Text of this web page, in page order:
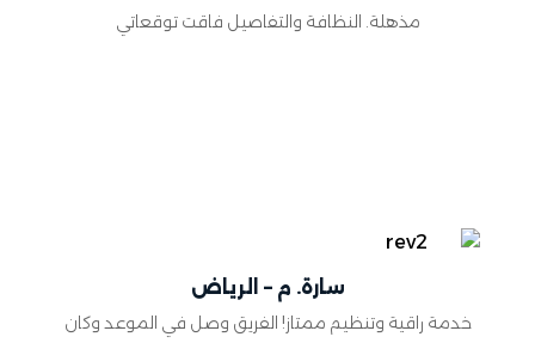
مذهلة. النظافة والتفاصيل فاقت توقعاتي
سارة. م – الرياض
خدمة راقية وتنظيم ممتاز! الفريق وصل في الموعد وكان